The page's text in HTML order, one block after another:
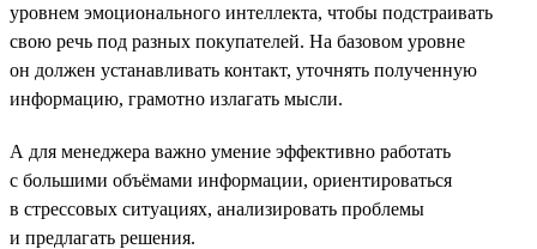
уровнем эмоционального интеллекта, чтобы подстраивать
свою речь под разных покупателей. На базовом уровне
он должен устанавливать контакт, уточнять полученную
информацию, грамотно излагать мысли.
А для менеджера важно умение эффективно работать
с большими объёмами информации, ориентироваться
в стрессовых ситуациях, анализировать проблемы
и предлагать решения.